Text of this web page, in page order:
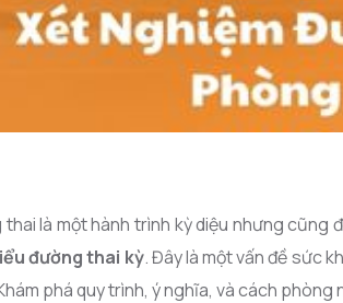
thai là một hành trình kỳ diệu nhưng cũng
đường thai kỳ. Đây là một vấn đề sức
phá quy trình, ý nghĩa, và cách phòng